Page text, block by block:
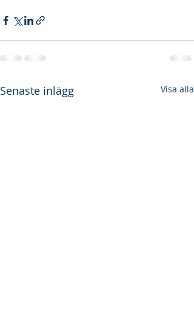
Senaste inlägg Visa alla